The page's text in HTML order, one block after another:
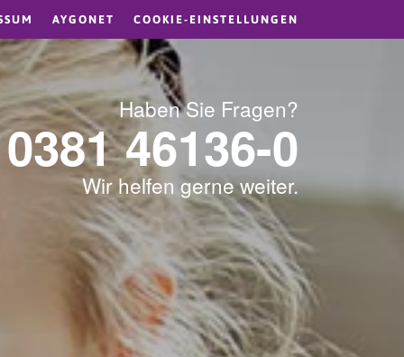
AYGONET COOKIE-EINSTELLUNGEN
Haben Sie Fragen?
0381 46136-0
Wir helfen gerne weiter.